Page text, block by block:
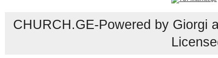
CHURCH.GE-Powered by Giorgi